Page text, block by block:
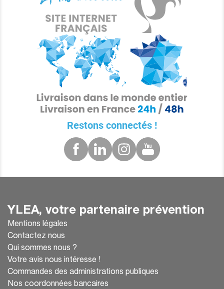
Restons connectés !
YLEA, votre partenaire prévention
Mentions légales
Contactez nous
Qui sommes nous ?
Votre avis nous intéresse !
Commandes des administrations publiques
Nos coordonnées bancaires